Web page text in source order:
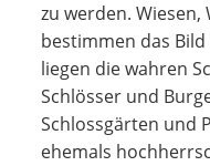
zu werden. Wiesen,
bestimmen das
liegen die wahren
Schlösser und
Schlossgärten und
ehemals